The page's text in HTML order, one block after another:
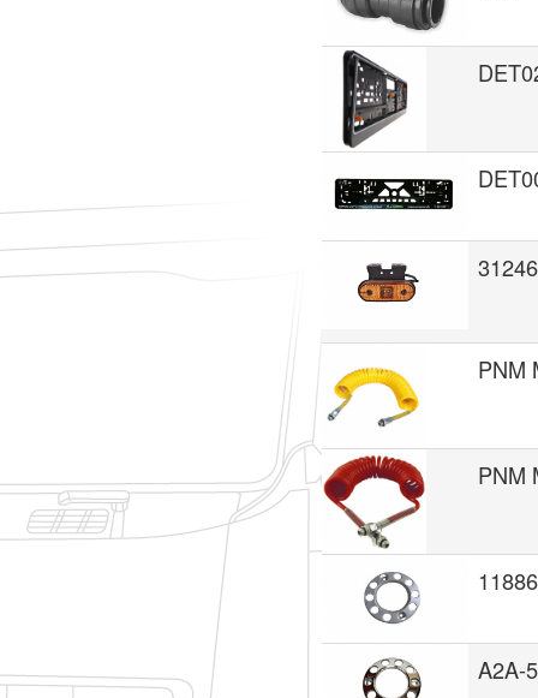
PNM
PNM
A2A-